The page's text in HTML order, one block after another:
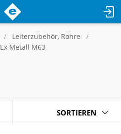
Leiterzubehör, Rohre
Ex Metall M63
SORTIEREN